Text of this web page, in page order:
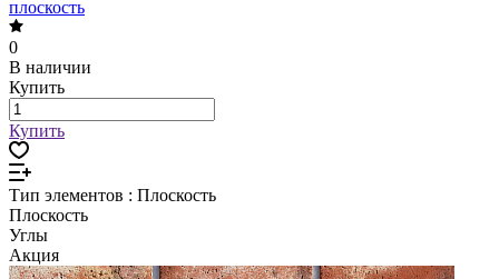
плоскость
0
В наличии
Купить
Купить
Тип элементов : Плоскость
Плоскость
Углы
Акция